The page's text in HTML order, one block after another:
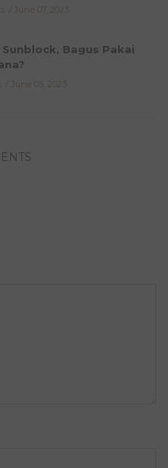
June 07, 2023
Bagus Pakai
June 05, 2023